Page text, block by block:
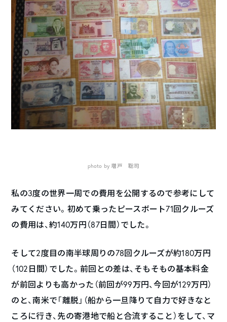
photo by 増戸 聡司
私の3度の世界一周での費用を公開するので参考にして
みてください。初めて乗ったピースボート71回クルーズ
の費用は、約140万円（87日間）でした。
そして2度目の南半球周りの78回クルーズが約180万円
（102日間）でした。前回との差は、そもそもの基本料金
が前回よりも高かった（前回が99万円、今回が129万円）
のと、南米で「離脱」（船から一旦降りて自力で好きなと
ころに行き、先の寄港地で船と合流すること）をして、マ